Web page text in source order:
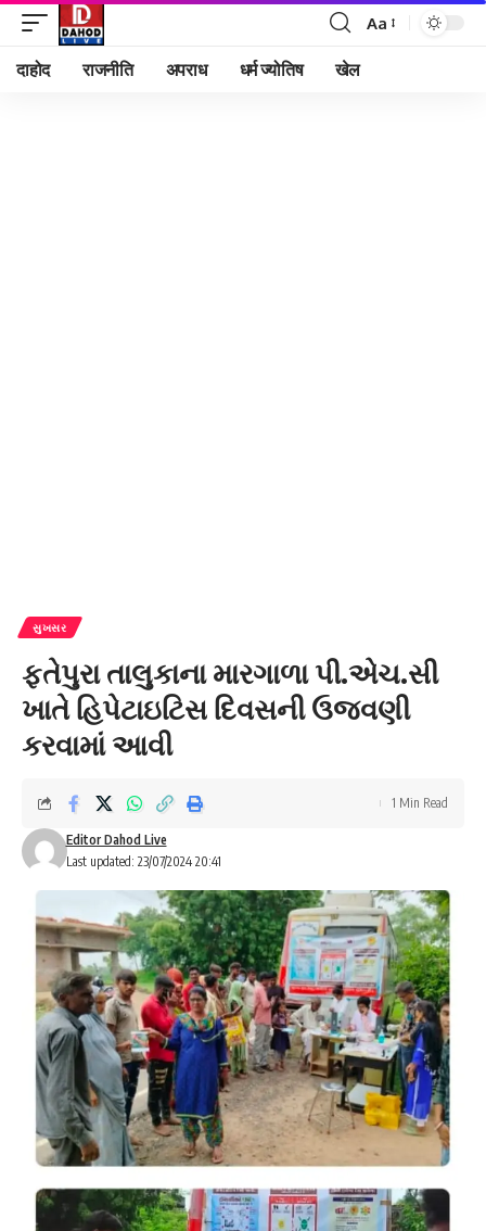
Font
Aa
दाहोद राजनीति अपराध धर्म ज्योतिष खेल
સુખસર
ફતેપુરા તાલુકાના મારગાળા પી.એચ.સી
ખાતે હિપેટાઇટિસ દિવસની ઉજવણી
કરવામાં આવી
Last updated: 23/07/2024 20:41
Editor Dahod Live
1 Min Read